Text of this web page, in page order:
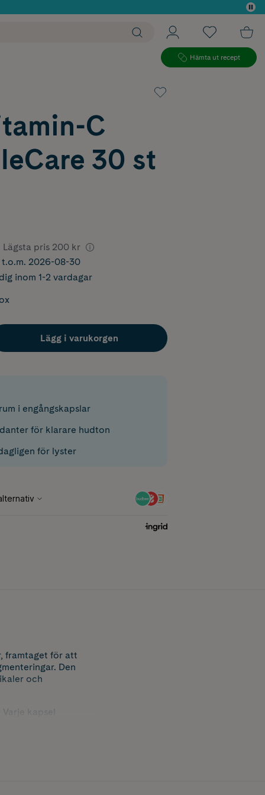
Hämta ut recept
C
30 st
Lägsta pris 200 kr
2026-08-30
inom 1-2 vardagar
Lägg i varukorgen
i engångskapslar
för klarare hudton
för lyster
framtaget för att
Den
och
kapsel